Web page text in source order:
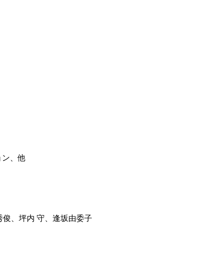
、他
、坪内 守、逢坂由委子